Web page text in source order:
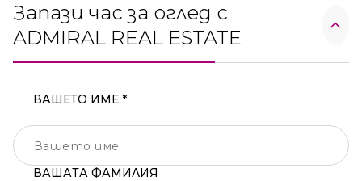
Запази час за оглед с
ADMIRAL REAL ESTATE
ВАШЕТО ИМЕ *
ВАШАТА ФАМИЛИЯ